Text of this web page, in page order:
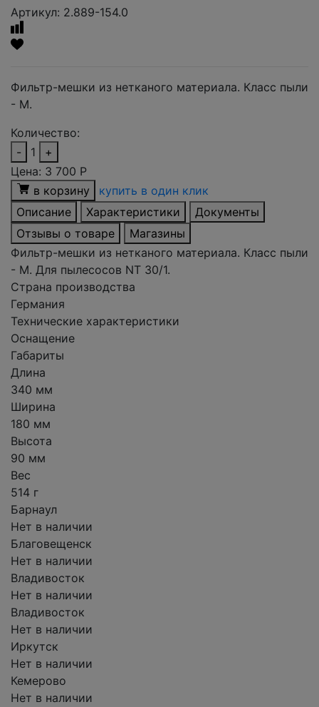
Артикул: 2.889-154.0
Фильтр-мешки из нетканого материала. Класс пыли
- М.
Количество:
-
1
+
Цена: 3 700 Р
в корзину
купить в один клик
Описание
Характеристики
Документы
Отзывы о товаре
Магазины
Фильтр-мешки из нетканого материала. Класс пыли
- М. Для пылесосов NT 30/1.
Страна производства
Германия
Технические характеристики
Оснащение
Габариты
Длина
340 мм
Ширина
180 мм
Высота
90 мм
Вес
514 г
Барнаул
Нет в наличии
Благовещенск
Нет в наличии
Владивосток
Нет в наличии
Владивосток
Нет в наличии
Иркутск
Нет в наличии
Кемерово
Нет в наличии